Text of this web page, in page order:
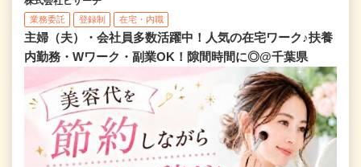
業務委託 登録制 在宅・内職
主婦（夫）・会社員多数活躍中！人気の在宅ワーク♪扶養
内勤務・Wワーク・副業OK！隙間時間に◎@千葉県